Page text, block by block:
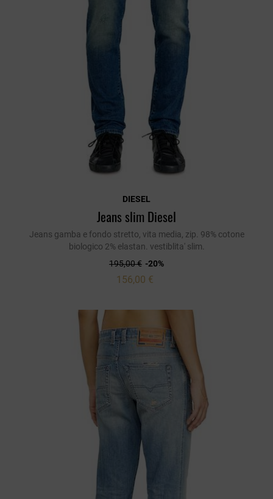
DIESEL
Jeans slim Diesel
Jeans gamba e fondo stretto, vita media, zip. 98% cotone
biologico 2% elastan. vestiblita' slim.
195,00 € -20%
156,00 €